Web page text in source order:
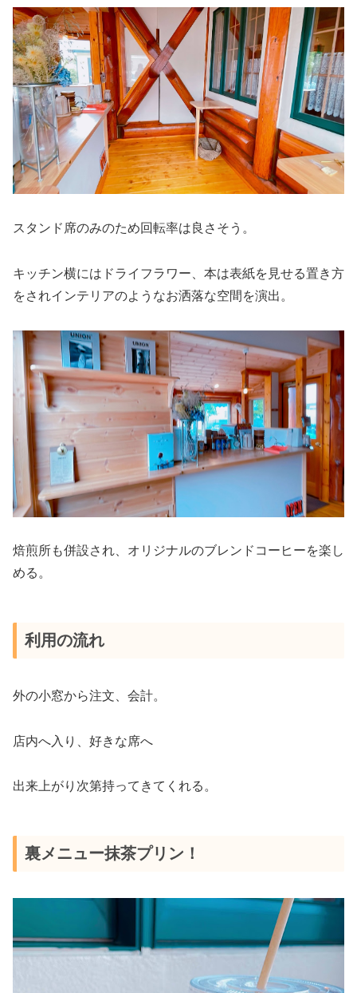
スタンド席のみのため回転率は良さそう。
キッチン横にはドライフラワー、本は表紙を見せる置き方
をされインテリアのようなお洒落な空間を演出。
焙煎所も併設され、オリジナルのブレンドコーヒーを楽し
める。
利用の流れ
外の小窓から注文、会計。
店内へ入り、好きな席へ
出来上がり次第持ってきてくれる。
裏メニュー抹茶プリン！